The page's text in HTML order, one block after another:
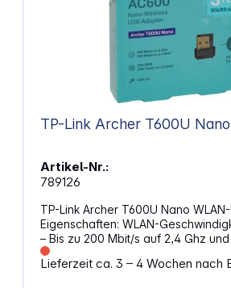
TP-Link Archer T600U Nano
Artikel-Nr.:
789126
TP-Link Archer T600U Nano
Eigenschaften: WLAN-Geschwindigkeit im Dualband
– Bis zu 200 Mbit/s auf 2,4 Ghz
GHz WLAN-Frequenz flexibel wählbar – 2,4 GHz
oder 5 GHz-Band für bessere
Lieferzeit ca. 3 – 4 Wochen nach